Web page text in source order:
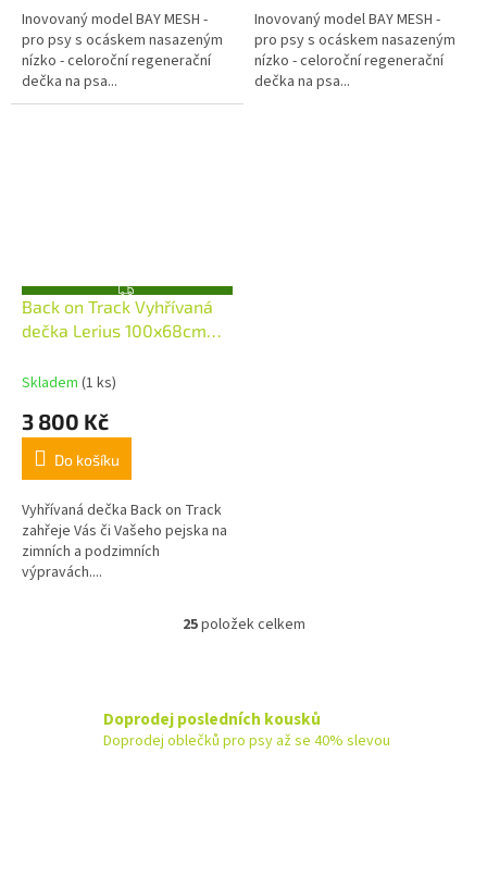
Inovovaný model BAY MESH -
pro psy s ocáskem nasazeným
nízko - celoroční regenerační
dečka na psa...
Inovovaný model BAY MESH -
pro psy s ocáskem nasazeným
nízko - celoroční regenerační
dečka na psa...
Z
D
R
Back on Track Vyhřívaná
dečka Lerius 100x68cm
Skladem (1 ks)
3 800 Kč
Do košíku
Vyhřívaná dečka Back on Track
zahřeje Vás či Vašeho pejska na
zimních a podzimních
výpravách....
O
d
a
25položek celkem
Doprodej posledních kousků
Doprodej oblečků pro psy až se 40% slevou